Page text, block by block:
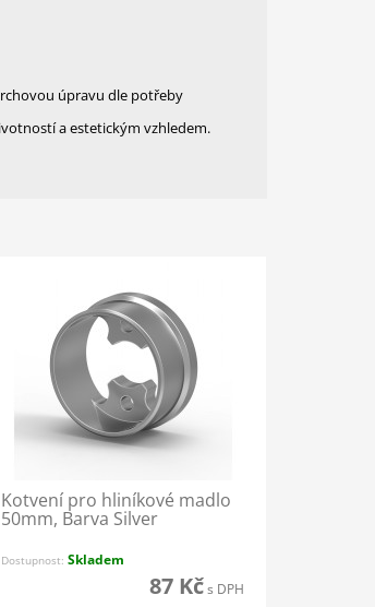
úpravu dle potřeby
a estetickým vzhledem.
Kotvení pro hliníkové madlo
50mm, Barva Silver
Dostupnost: Skladem
87 Kčs DPH